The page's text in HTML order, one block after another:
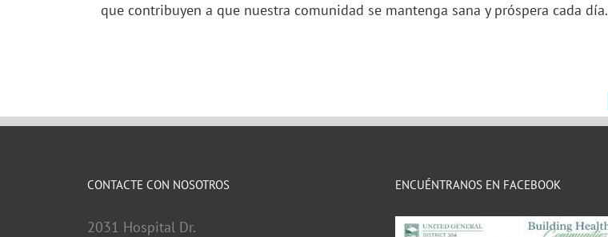
que contribuyen a que nuestra comunidad se mantenga sana y próspera cada día.
CONTACTE CON NOSOTROS
2031 Hospital Dr.
ENCUÉNTRANOS EN FACEBOOK